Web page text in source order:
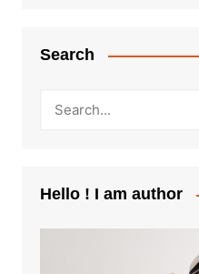
Search
Hello ! I am author